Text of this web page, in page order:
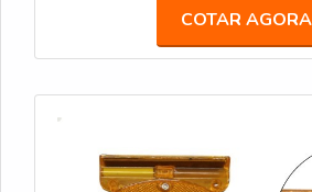
Universal Ideal para obras em
especialmente em locais com
eficiente.
COTAR AGORA